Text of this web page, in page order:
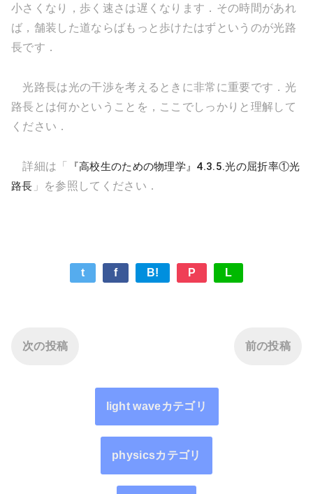
小さくなり，歩く速さは遅くなります．その時間があれ
ば，舗装した道ならばもっと歩けたはずというのが光路
長です．
光路長は光の干渉を考えるときに非常に重要です．光
路長とは何かということを，ここでしっかりと理解して
ください．
詳細は「
『高校生のための物理学』4.3.5.光の屈折率①光
路長 」を参照してください．
t f B! P L
次の投稿 前の投稿
light waveカテゴリ
physicsカテゴリ